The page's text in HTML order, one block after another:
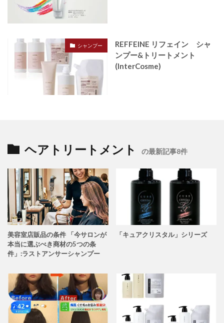
シャンプー
REFFEINE リフェイン シャ
ンプー&トリートメント
(InterCosme)
ヘアトリートメント の最新記事8件
美容室店販品の条件 「今サロンが
本当に選ぶべき商材の5つの条
件」:ラストアンサーシャンプー
「キュアクリスタル」シリーズ